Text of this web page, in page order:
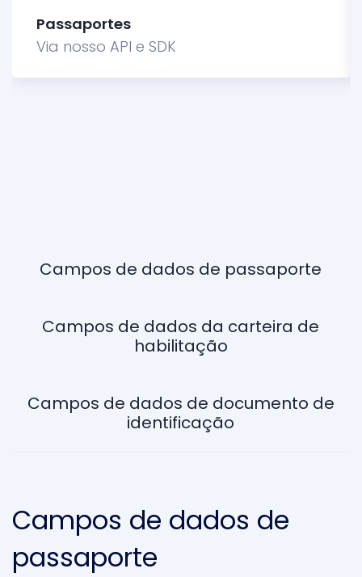
Passaportes
Via nosso API e SDK
Campos de dados de passaporte
Campos de dados da carteira de
habilitação
Campos de dados de documento de
identificação
Campos de dados de
passaporte